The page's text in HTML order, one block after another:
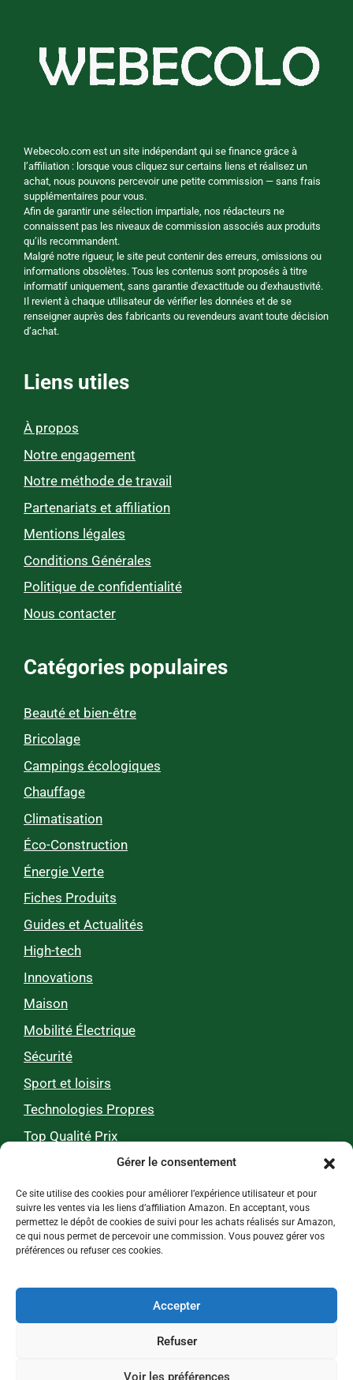
Gérer le consentement
Ce site utilise des cookies pour améliorer l’expérience utilisateur et pour
suivre les ventes via les liens d’affiliation Amazon. En acceptant, vous
permettez le dépôt de cookies de suivi pour les achats réalisés sur Amazon,
ce qui nous permet de percevoir une commission. Vous pouvez gérer vos
préférences ou refuser ces cookies.
Accepter
Refuser
Voir les préférences
Webecolo.com est un site indépendant qui se finance grâce à
l’affiliation : lorsque vous cliquez sur certains liens et réalisez un
achat, nous pouvons percevoir une petite commission — sans frais
supplémentaires pour vous.
Afin de garantir une sélection impartiale, nos rédacteurs ne
connaissent pas les niveaux de commission associés aux produits
qu’ils recommandent.
Malgré notre rigueur, le site peut contenir des erreurs, omissions ou
informations obsolètes. Tous les contenus sont proposés à titre
informatif uniquement, sans garantie d'exactitude ou d'exhaustivité.
Il revient à chaque utilisateur de vérifier les données et de se
renseigner auprès des fabricants ou revendeurs avant toute décision
d’achat.
Liens utiles
À propos
Notre engagement
Notre méthode de travail
Partenariats et affiliation
Mentions légales
Conditions Générales
Politique de confidentialité
Nous contacter
Catégories populaires
Beauté et bien-être
Bricolage
Campings écologiques
Chauffage
Climatisation
Éco-Construction
Énergie Verte
Fiches Produits
Guides et Actualités
High-tech
Innovations
Maison
Mobilité Électrique
Sécurité
Sport et loisirs
Technologies Propres
Top Qualité Prix
Zéro pub, 100 % utile
Nos tests et comparatifs 0% pub, 100%
indépendants !
d’hébergements écologiques pour un mode de vie